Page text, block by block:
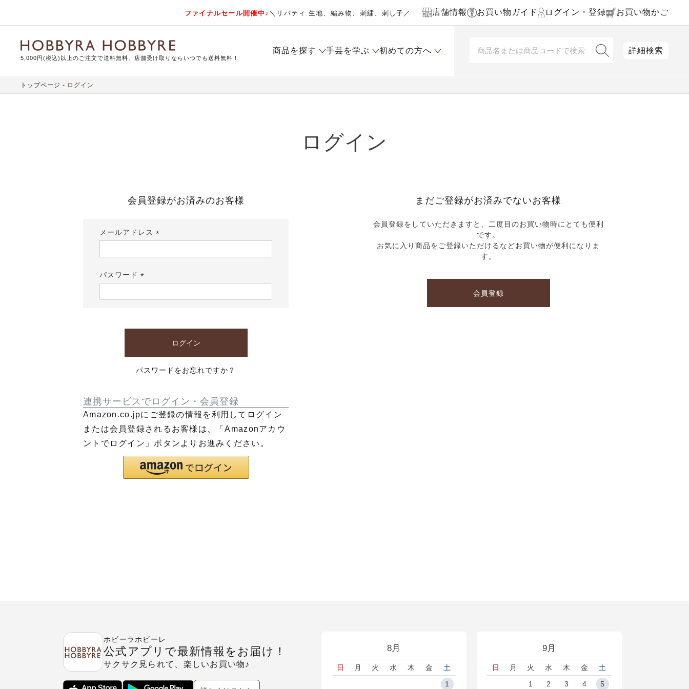
ファイナルセール開催中♪ ＼リバティ 生地、編み物、刺繍、刺し子／ 店舗情報 お買い物ガイド ログイン・登録 お買い物かご
5,000円(税込)以上のご注文で送料無料。店舗受け取りならいつでも送料無料！
商品を探す 手芸を学ぶ 初めての方へ 詳細検索
トップページ ログイン
ログイン
会員登録がお済みのお客様
メールアドレス
須)
パスワード
須)
ログイン
パスワードをお忘れですか？
連携サービスでログイン・会員登録
Amazon.co.jpにご登録の情報を利用してログイン
または会員登録されるお客様は、「Amazonアカウ
ントでログイン」ボタンよりお進みください。
まだご登録がお済みでないお客様
会員登録をしていただきますと、二度目のお買い物時にとても便利
です。
お気に入り商品をご登録いただけるなどお買い物が便利になりま
す。
会員登録
8月
日 月 火 水 木 金
土
1
9月
日 月 火 水 木 金
土
1
2 3 4 5
ホビーラホビーレ
公式アプリで最新情報をお届け！
サクサク見られて、楽しいお買い物♪